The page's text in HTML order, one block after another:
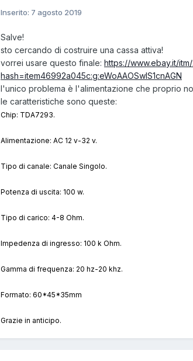
Inserito: 7 agosto 2019
Salve!
sto cercando di costruire una cassa attiva!
vorrei usare questo finale: https://www.ebay.it/
hash=item46992a045c:g:eWoAAOSwlS1cnAGN
l'unico problema è l'alimentazione che proprio
le caratteristiche sono queste:
Chip: TDA7293.
Alimentazione: AC 12 v-32 v.
Tipo di canale: Canale Singolo.
Potenza di uscita: 100 w.
Tipo di carico: 4-8 Ohm.
Impedenza di ingresso: 100 k Ohm.
Gamma di frequenza: 20 hz-20 khz.
Formato: 60*45*35mm
Grazie in anticipo.